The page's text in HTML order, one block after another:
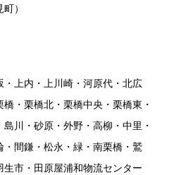
）
上内・上川崎・河原代・北広
・栗橋北・栗橋中央・栗橋東・
川・砂原・外野・高柳・中里・
間鎌・松永・緑・南栗橋・鷲
市・田原屋浦和物流センター